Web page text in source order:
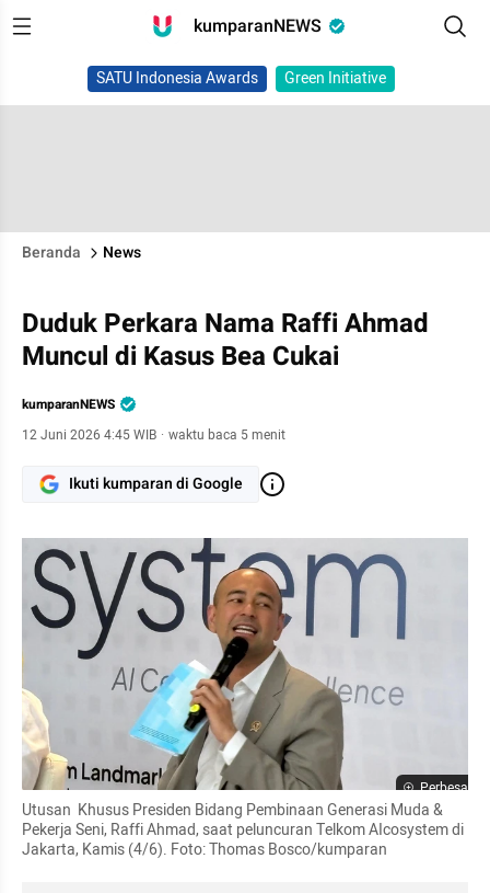
kumparanNEWS
SATU Indonesia Awards Green Initiative
Beranda News
Duduk Perkara Nama Raffi Ahmad
Muncul di Kasus Bea Cukai
kumparanNEWS
12 Juni 2026 4:45 WIB · waktu baca 5 menit
Ikuti kumparan di Google
Perbesar
Utusan  Khusus Presiden Bidang Pembinaan Generasi Muda &
Pekerja Seni, Raffi Ahmad, saat peluncuran Telkom AIcosystem di
Jakarta, Kamis (4/6). Foto: Thomas Bosco/kumparan